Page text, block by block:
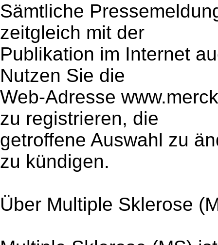
Sämtliche
zeitgleich mit der
Publikation im Internet
Nutzen Sie die
Web-Adresse
zu registrieren, die
getroffene Auswahl zu
zu kündigen.
Über Multiple Sklerose